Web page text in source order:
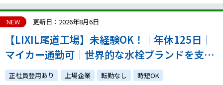
NEW 更新日：2026年8月6日
【LIXIL尾道工場】未経験OK！｜年休125日｜
マイカー通勤可｜世界的な水栓ブランドを支え
る仕事｜障がい者採用実績豊富！
正社員登用あり 上場企業 転勤なし 時短OK
法人向けページ
メニューを閉じる